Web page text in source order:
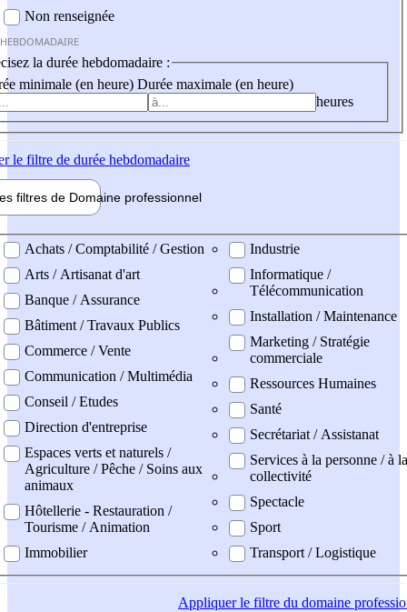
Non renseignée
la durée hebdomadaire :
minimale (en heure) Durée maximale (en heure)
heures
le filtre de durée hebdomadaire
filtres de Domaine professionnel
professionel
Achats / Comptabilité / Gestion
Arts / Artisanat d'art
Banque / Assurance
Bâtiment / Travaux Publics
Commerce / Vente
Communication / Multimédia
Conseil / Etudes
Direction d'entreprise
Espaces verts et naturels /
Agriculture / Pêche / Soins aux
animaux
Hôtellerie - Restauration /
Tourisme / Animation
Immobilier
Industrie
Informatique /
Télécommunication
Installation / Maintenance
Marketing / Stratégie
commerciale
Ressources Humaines
Santé
Secrétariat / Assistanat
Services à la personne / à la
collectivité
Spectacle
Sport
Transport / Logistique
Appliquerle filtre du domaine